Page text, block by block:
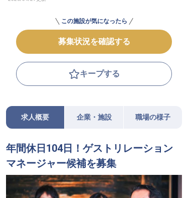
この施設が気になったら
募集状況を確認する
キープする
求人概要 企業・施設 職場の様子
年間休日104日！ゲストリレーション
マネージャー候補を募集